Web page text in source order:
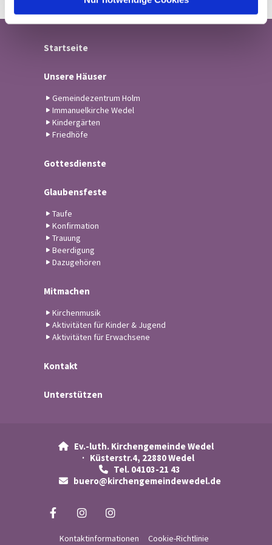
Startseite
Unsere Häuser
Gemeindezentrum Holm
Immanuelkirche Wedel
Kindergärten
Friedhöfe
Gottesdienste
Glaubensfeste
Taufe
Konfirmation
Trauung
Beerdigung
Dazugehören
Mitmachen
Kirchenmusik
Aktivitäten für Kinder & Jugend
Aktivitäten für Erwachsene
Kontakt
Unterstützen

Ev.-luth. Kirchengemeinde Wedel
· Küsterstr.4, 22880 Wedel
 Tel. 04103-21 43
buero@kirchengemeindewedel.de
Kontaktinformationen Cookie-Richtlinie